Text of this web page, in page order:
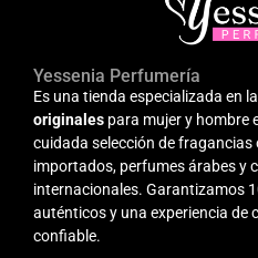
Yessenia Perfumería
Es una tienda especializada en la
originales para mujer y hombre
cuidada selección de fragancias
importados, perfumes árabes y
internacionales. Garantizamos
auténticos y una experiencia de
confiable.